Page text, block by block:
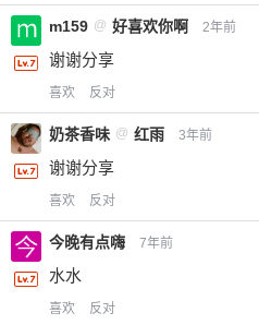
m159 @ 好喜欢你啊 2年前
谢谢分享
喜欢 反对
奶茶香味 @ 红雨 3年前
谢谢分享
喜欢 反对
今晚有点嗨 7年前
水水
喜欢 反对